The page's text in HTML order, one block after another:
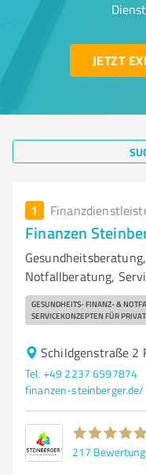
JETZT
1
Finanzen
Notfallberatung,
GESUNDHEITS- FINANZ- &
SERVICEKONZEPTEN FÜR
Schildgenstraße 2
Tel. +49 2237 6597874
finanzen-steinberger.de/
217